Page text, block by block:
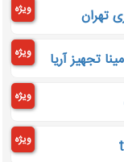
تهران ویژه
تجهیز آریا ویژه
ویژه
ویژه